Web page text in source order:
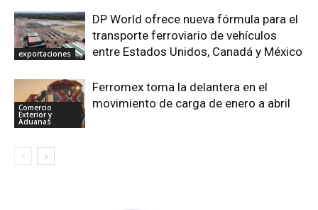
exportaciones
DP World ofrece nueva fórmula para el
transporte ferroviario de vehículos
entre Estados Unidos, Canadá y México
Comercio
Exterior y
Aduanas
Ferromex toma la delantera en el
movimiento de carga de enero a abril